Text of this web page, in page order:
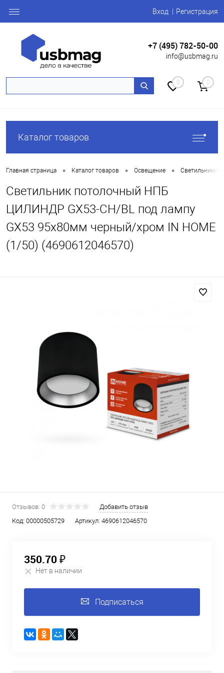
Вход Регистрация
+7 (495) 782-50-00
info@usbmag.ru
0 0
Каталог товаров
Главная страница • Каталог товаров • Освещение • Светильники
Светильник потолочный НПБ
ЦИЛИНДР GX53-CH/BL под лампу
GX53 95х80мм черный/хром IN HOME
(1/50) (4690612046570)
Отзывов: 0
Добавить отзыв
Код: 00000505729 Артикул: 4690612046570
350.70 ₽
Нет в наличии
Подписаться